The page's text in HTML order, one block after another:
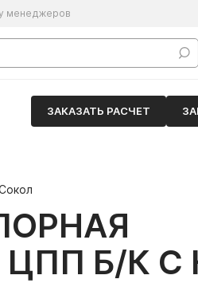
менеджеров
ЗАКАЗАТЬ РАСЧЕТ
ЦПП Б/К С